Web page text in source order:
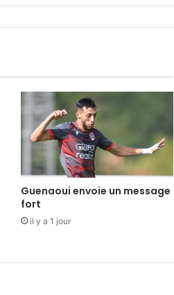
Guenaoui envoie un message
fort
il y a 1 jour